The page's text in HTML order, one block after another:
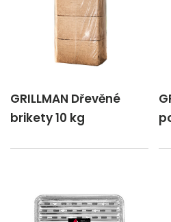
GRILLMAN Dřevěné
brikety 10 kg